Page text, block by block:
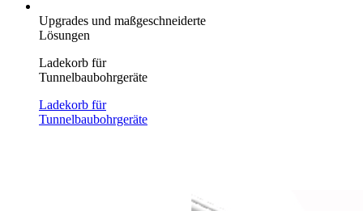
Upgrades und maßgeschneiderte
Lösungen
Ladekorb für
Tunnelbaubohrgeräte
Ladekorb für
Tunnelbaubohrgeräte